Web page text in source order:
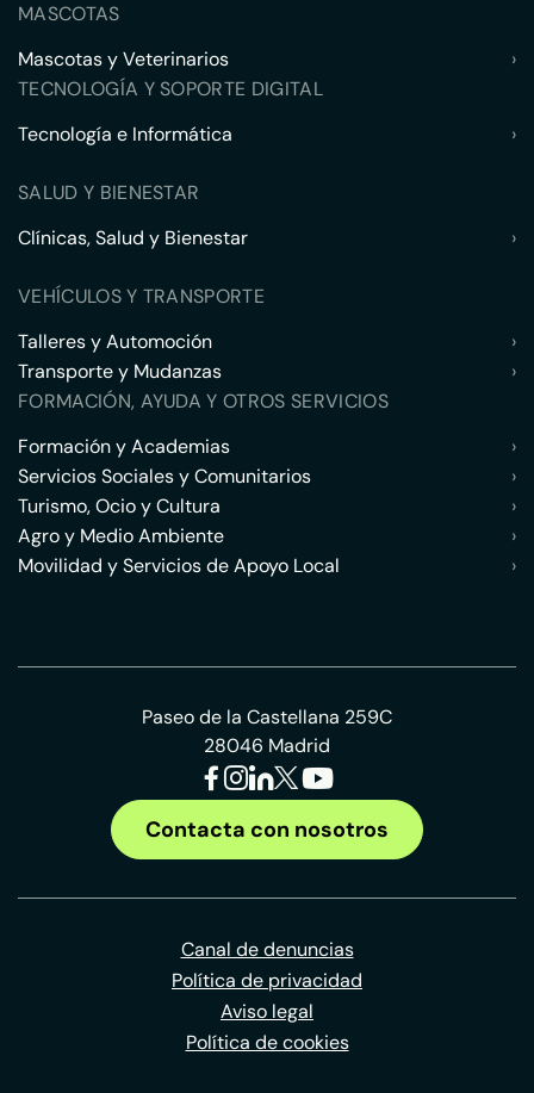
MASCOTAS
Mascotas y Veterinarios
›
TECNOLOGÍA Y SOPORTE DIGITAL
Tecnología e Informática
›
SALUD Y BIENESTAR
Clínicas, Salud y Bienestar
›
VEHÍCULOS Y TRANSPORTE
Talleres y Automoción
›
Transporte y Mudanzas
›
FORMACIÓN, AYUDA Y OTROS SERVICIOS
Formación y Academias
›
Servicios Sociales y Comunitarios
›
Turismo, Ocio y Cultura
›
Agro y Medio Ambiente
›
Movilidad y Servicios de Apoyo Local
›
Paseo de la Castellana 259C
28046 Madrid
Contacta con nosotros
Canal de denuncias
Política de privacidad
Aviso legal
Política de cookies